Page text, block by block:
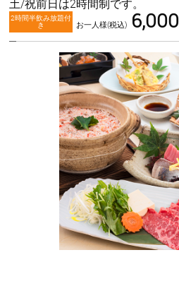
土/祝前日は2時間制です。
2時間半飲み放題付
き お一人様(税込) 6,000